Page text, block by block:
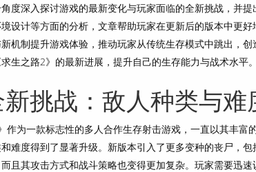
度深入探讨游戏的最新变化与玩家面临的全新挑战，并
设计等方面的分析，文章帮助玩家在更新后的版本中更
机制提升游戏体验，推动玩家从传统生存模式中跳出，
生之路2》的最新进展，提升自己的生存能力与战术水平。
挑战：敌人种类与难
作为一款标志性的多人合作生存射击游戏，一直以其丰
难度得到了显著升级。新版本引入了更多变种的丧尸，
且其攻击方式和战斗策略也变得更加复杂。玩家需要迅